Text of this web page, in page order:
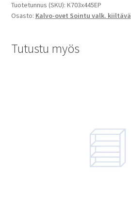
Tuotetunnus (SKU): K703x445EP
Osasto: Kalvo-ovet Sointu valk. kiiltävä
Tutustu myös